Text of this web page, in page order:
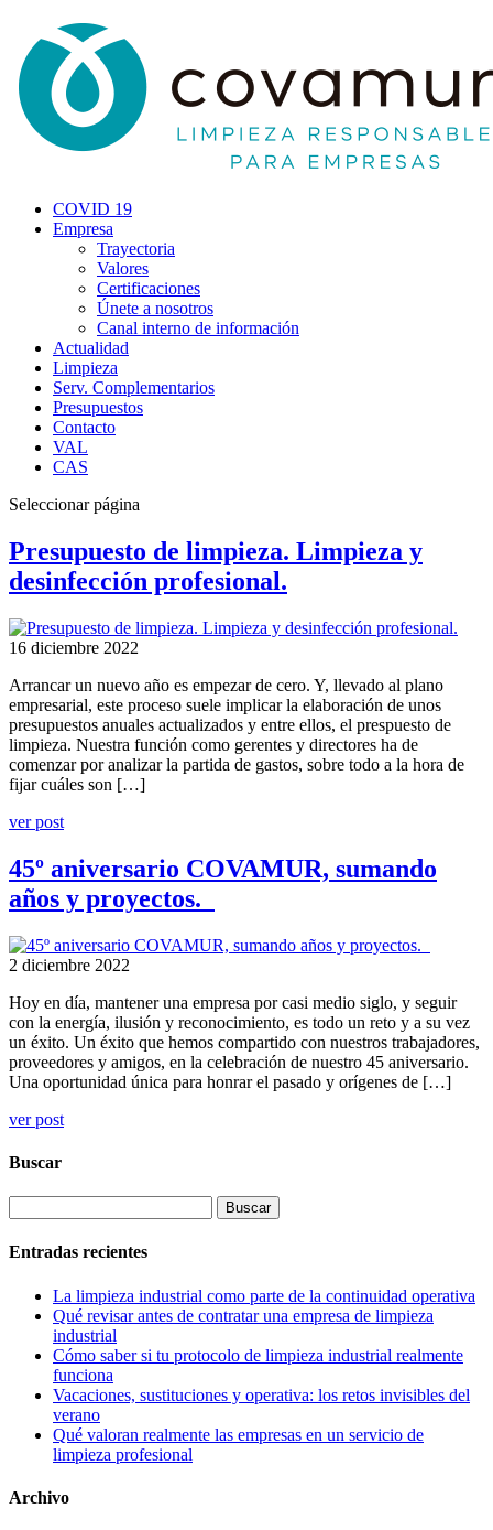
COVID 19
Empresa
Trayectoria
Valores
Certificaciones
Únete a nosotros
Canal interno de información
Actualidad
Limpieza
Serv. Complementarios
Presupuestos
Contacto
VAL
CAS
Seleccionar página
Presupuesto de limpieza. Limpieza y
desinfección profesional.
16 diciembre 2022
Arrancar un nuevo año es empezar de cero. Y, llevado al plano
empresarial, este proceso suele implicar la elaboración de unos
presupuestos anuales actualizados y entre ellos, el prespuesto de
limpieza. Nuestra función como gerentes y directores ha de
comenzar por analizar la partida de gastos, sobre todo a la hora de
fijar cuáles son […]
ver post
45º aniversario COVAMUR, sumando
años y proyectos.
2 diciembre 2022
Hoy en día, mantener una empresa por casi medio siglo, y seguir
con la energía, ilusión y reconocimiento, es todo un reto y a su vez
un éxito. Un éxito que hemos compartido con nuestros trabajadores,
proveedores y amigos, en la celebración de nuestro 45 aniversario.
Una oportunidad única para honrar el pasado y orígenes de […]
ver post
Buscar
Entradas recientes
La limpieza industrial como parte de la continuidad operativa
Qué revisar antes de contratar una empresa de limpieza
industrial
Cómo saber si tu protocolo de limpieza industrial realmente
funciona
Vacaciones, sustituciones y operativa: los retos invisibles del
verano
Qué valoran realmente las empresas en un servicio de
limpieza profesional
Archivo